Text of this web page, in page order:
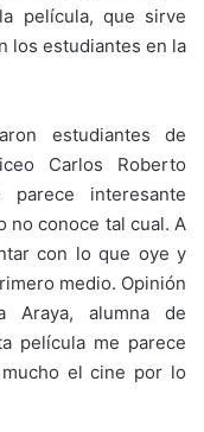
película, que sirve
los estudiantes en la
estudiantes de
Carlos Roberto
parece interesante
no conoce tal cual. A
con lo que oye y
medio. Opinión
Araya, alumna de
película me parece
el cine por lo